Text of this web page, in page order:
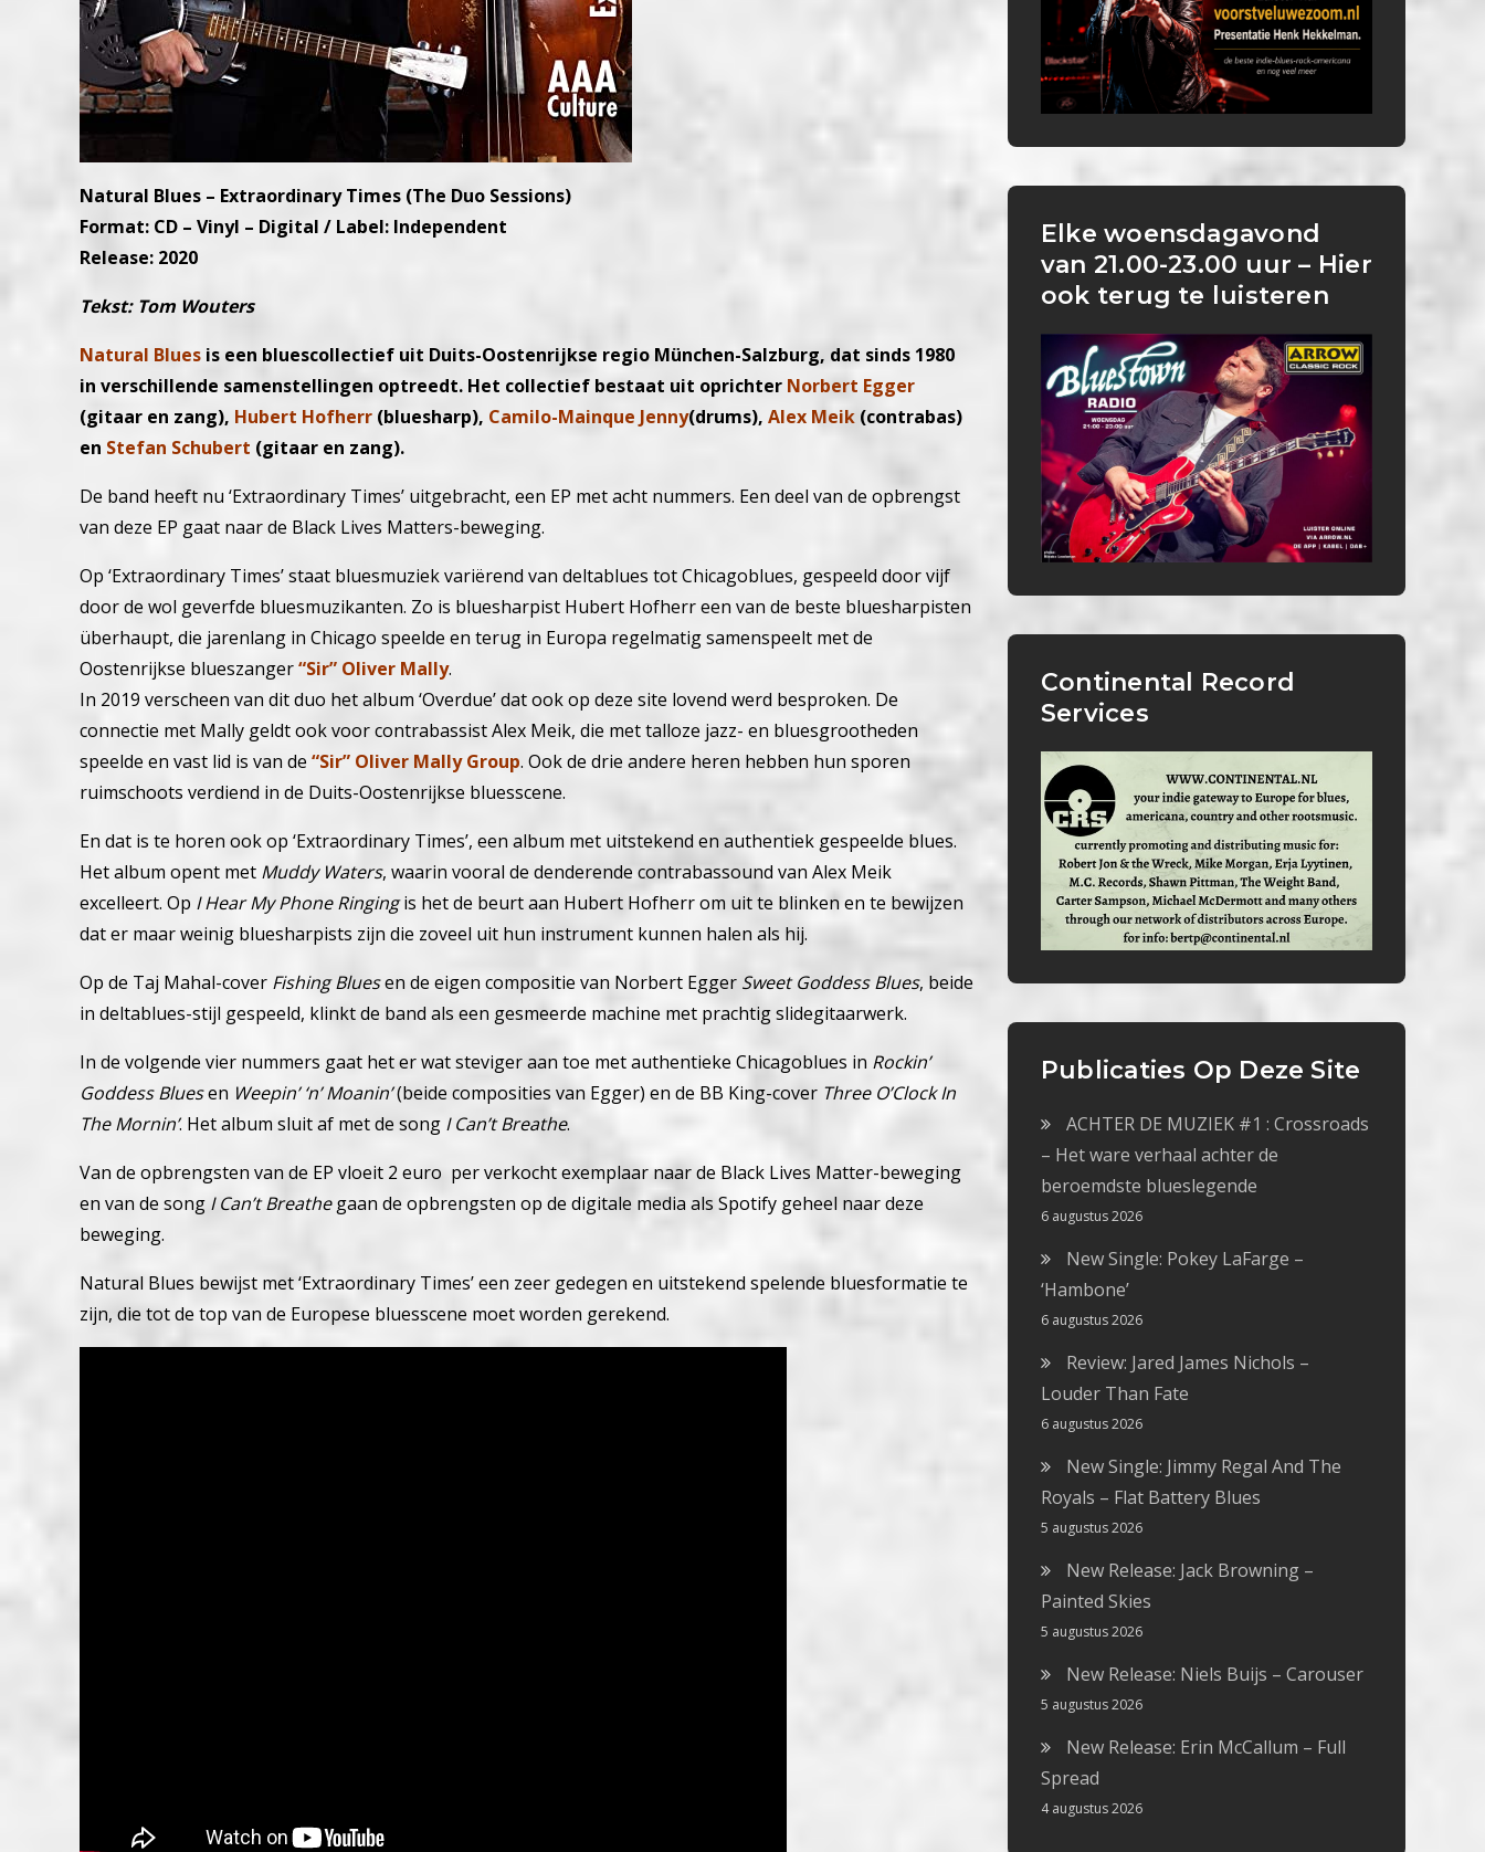
Natural Blues – Extraordinary Times (The Duo Sessions)
Format: CD – Vinyl – Digital / Label: Independent
Release: 2020
Tekst: Tom Wouters
Natural Blues is een bluescollectief uit Duits-Oostenrijkse regio München-Salzburg, dat sinds 1980
in verschillende samenstellingen optreedt. Het collectief bestaat uit oprichter Norbert Egger
(gitaar en zang), Hubert Hofherr (bluesharp), Camilo-Mainque Jenny(drums), Alex Meik (contrabas)
en Stefan Schubert (gitaar en zang).
De band heeft nu ‘Extraordinary Times’ uitgebracht, een EP met acht nummers. Een deel van de opbrengst
van deze EP gaat naar de Black Lives Matters-beweging.
Op ‘Extraordinary Times’ staat bluesmuziek variërend van deltablues tot Chicagoblues, gespeeld door vijf
door de wol geverfde bluesmuzikanten. Zo is bluesharpist Hubert Hofherr een van de beste bluesharpisten
überhaupt, die jarenlang in Chicago speelde en terug in Europa regelmatig samenspeelt met de
Oostenrijkse blueszanger“Sir” Oliver Mally.
In 2019 verscheen van dit duo het album ‘Overdue’ dat ook op deze site lovend werd besproken. De
connectie met Mally geldt ook voor contrabassist Alex Meik, die met talloze jazz- en bluesgrootheden
speelde en vast lid is van de “Sir” Oliver Mally Group. Ook de drie andere heren hebben hun sporen
ruimschoots verdiend in de Duits-Oostenrijkse bluesscene.
En dat is te horen ook op ‘Extraordinary Times’, een album met uitstekend en authentiek gespeelde blues.
Het album opent met Muddy Waters, waarin vooral de denderende contrabassound van Alex Meik
excelleert. Op I Hear My Phone Ringingis het de beurt aan Hubert Hofherr om uit te blinken en te bewijzen
dat er maar weinig bluesharpists zijn die zoveel uit hun instrument kunnen halen als hij.
Op de Taj Mahal-cover Fishing Bluesen de eigen compositie van Norbert Egger Sweet Goddess Blues, beide
in deltablues-stijl gespeeld, klinkt de band als een gesmeerde machine met prachtig slidegitaarwerk.
In de volgende vier nummers gaat het er wat steviger aan toe met authentieke Chicagoblues in Rockin’
Goddess Bluesen Weepin’ ‘n’ Moanin’(beide composities van Egger) en de BB King-cover Three O’Clock In
The Mornin’. Het album sluit af met de song I Can’t Breathe.
Van de opbrengsten van de EP vloeit 2 euro per verkocht exemplaar naar de Black Lives Matter-beweging
en van de song I Can’t Breathegaan de opbrengsten op de digitale media als Spotify geheel naar deze
beweging.
Natural Blues bewijst met ‘Extraordinary Times’ een zeer gedegen en uitstekend spelende bluesformatie te
zijn, die tot de top van de Europese bluesscene moet worden gerekend.
Elke woensdagavond
van 21.00-23.00 uur – Hier
ook terug te luisteren
Continental Record
Services
Publicaties Op Deze Site
ACHTER DE MUZIEK #1 : Crossroads
– Het ware verhaal achter de
beroemdste blueslegende
6 augustus 2026
New Single: Pokey LaFarge –
‘Hambone’
6 augustus 2026
Review: Jared James Nichols –
Louder Than Fate
6 augustus 2026
New Single: Jimmy Regal And The
Royals – Flat Battery Blues
5 augustus 2026
New Release: Jack Browning –
Painted Skies
5 augustus 2026
New Release: Niels Buijs – Carouser
5 augustus 2026
New Release: Erin McCallum – Full
Spread
4 augustus 2026